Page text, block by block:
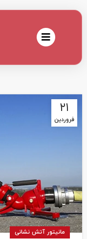
۲۱
فروردین
مانیتور آتش نشانی